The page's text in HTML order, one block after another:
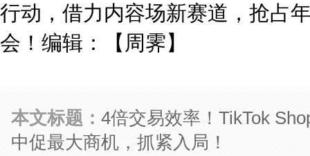
行动，借力内容场新赛道，抢占
会！编辑：【周霁】
本文标题： 4倍交易效率！TikTok
中促最大商机，抓紧入局！